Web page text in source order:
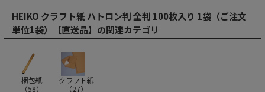
HEIKO クラフト紙 ハトロン判 全判 100枚入り 1袋（ご注文
単位1袋）【直送品】の関連カテゴリ
梱包紙
（58）
クラフト紙
（27）